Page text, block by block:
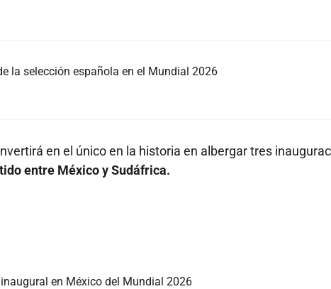
la selección española en el Mundial 2026
en el único en la historia en albergar tres
entre México y Sudáfrica.
en México del Mundial 2026